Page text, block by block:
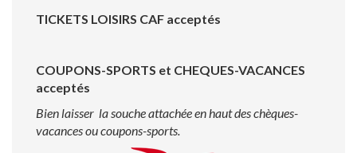
TICKETS LOISIRS CAF acceptés
COUPONS-SPORTS et CHEQUES-VACANCES
acceptés
Bien laisser la souche attachée en haut des chèques-
vacances ou coupons-sports.